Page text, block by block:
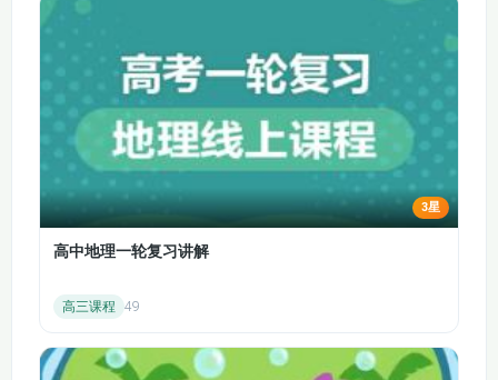
7.6上市公司财务分析
与偿债能力分析
7.7上市公司其他财务
指标分析
8.1技术分析概述 8.2道氏理论
8.3K线理论概述 8.4K线研判技巧
8.10超买超卖型技术
见投资陷阱，传授风险识别、仓位管理、止盈止损等实用技巧，
多场景适配：贴合金融专业学生、职场人士、投资新手、金融从
业者等不同人群的需求，既能满足专业备考需求，也能助力个人
理财、资产增值与职场能力提升。
二、课程核心优势
零基础友好，降低入门门槛：用生活化比喻拆解抽象投资概念，
避开复杂公式与专业术语堆砌，无需金融相关基础，新手也能轻
松听懂、快速上手。
流投资工具，详细讲解每种工具的投资逻辑、筛选方法、实操技
理论与实操双驱动：核心投资理论精讲搭配真实市场案例拆解，
3星
高中地理一轮复习讲解
高三课程 49